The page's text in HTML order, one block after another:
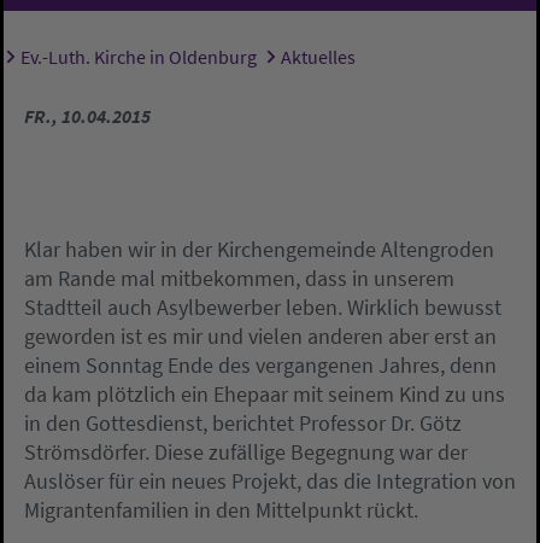
Sie sind hier:
Ev.-Luth. Kirche in Oldenburg Aktuelles
FR., 10.04.2015
Klar haben wir in der Kirchengemeinde Altengroden
am Rande mal mitbekommen, dass in unserem
Stadtteil auch Asylbewerber leben. Wirklich bewusst
geworden ist es mir und vielen anderen aber erst an
einem Sonntag Ende des vergangenen Jahres, denn
da kam plötzlich ein Ehepaar mit seinem Kind zu uns
in den Gottesdienst, berichtet Professor Dr. Götz
Strömsdörfer. Diese zufällige Begegnung war der
Auslöser für ein neues Projekt, das die Integration von
Migrantenfamilien in den Mittelpunkt rückt.